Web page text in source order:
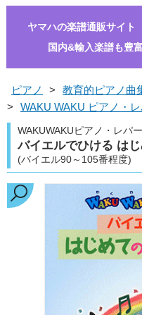
ヤマハの楽譜通販サイト
国内&輸入楽譜も豊
ピアノ > 教育的ピアノ曲
>
WAKU WAKU ピアノ・
WAKUWAKUピアノ・レパ
バイエルでひける は
(バイエル90～105番程度)